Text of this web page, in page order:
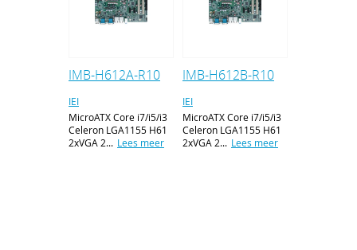
IMB-H612A-R10
IEI
MicroATX Core i7/i5/i3
Celeron LGA1155 H61
2xVGA 2... Lees meer
IMB-H612B-R10
IEI
MicroATX Core i7/i5/i3
Celeron LGA1155 H61
2xVGA 2... Lees meer